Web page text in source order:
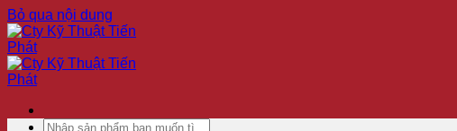
Bỏ qua nội dung